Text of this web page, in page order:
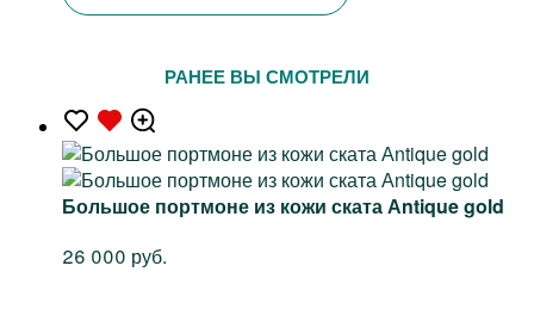
РАНЕЕ ВЫ СМОТРЕЛИ
Большое портмоне из кожи ската Аntique gold
26 000 руб.